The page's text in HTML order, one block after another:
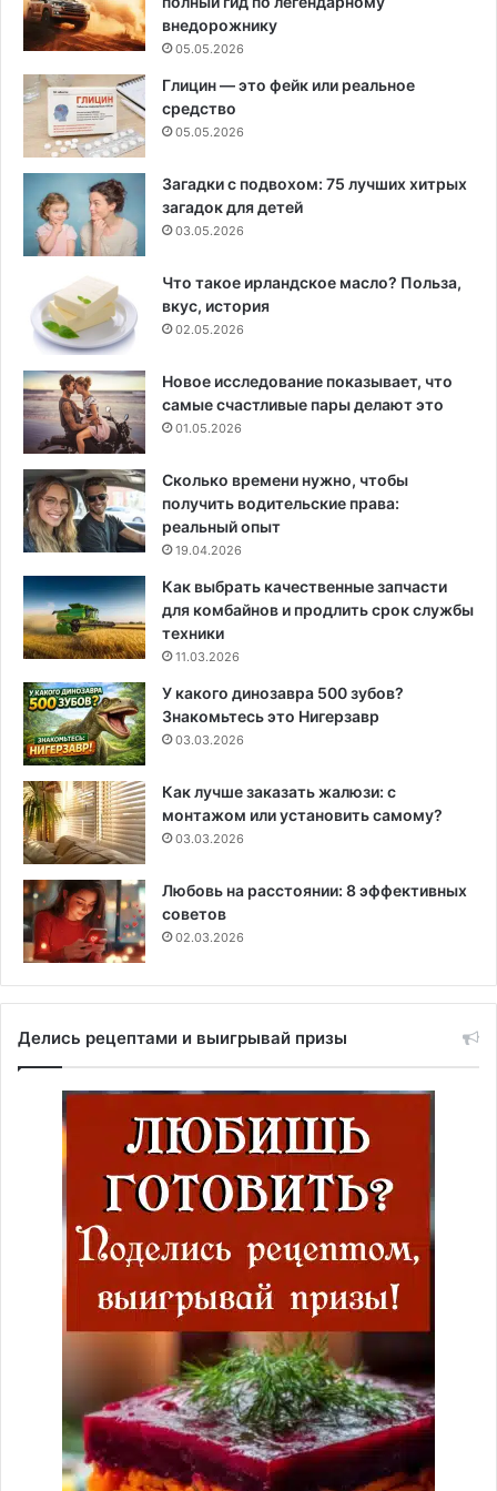
внедорожнику
05.05.2026
Глицин — это фейк или реальное
средство
05.05.2026
Загадки с подвохом: 75 лучших хитрых
загадок для детей
03.05.2026
Что такое ирландское масло? Польза,
вкус, история
02.05.2026
Новое исследование показывает, что
самые счастливые пары делают это
01.05.2026
Сколько времени нужно, чтобы
получить водительские права:
реальный опыт
19.04.2026
Как выбрать качественные запчасти
для комбайнов и продлить срок службы
техники
11.03.2026
У какого динозавра 500 зубов?
Знакомьтесь это Нигерзавр
03.03.2026
Как лучше заказать жалюзи: с
монтажом или установить самому?
03.03.2026
Любовь на расстоянии: 8 эффективных
советов
02.03.2026
Делись рецептами и выигрывай призы